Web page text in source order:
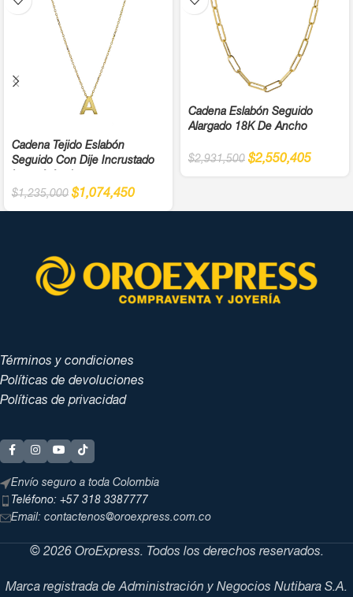
Cadena Tejido Eslabón
Seguido Con Dije Incrustado
$1,235,000 $1,074,450
Cadena Eslabón Seguido
Alargado 18K De Ancho
$2,931,500 $2,550,405
Términos y condiciones
Políticas de devoluciones
Políticas de privacidad
Envío seguro a toda Colombia
Teléfono: +57 318 3387777
Email: contactenos@oroexpress.com.co
© 2026 OroExpress. Todos los derechos reservados.
Marca registrada de Administración y Negocios Nutibara S.A.